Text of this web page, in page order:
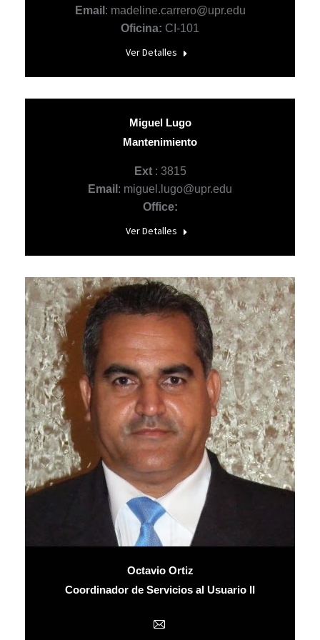
Email : madeline.carrero@upr.edu
Oficina: CI-101
Ver Detalles
Miguel Lugo
Mantenimiento
Ext: 3815
Email : miguel.lugo@upr.edu
Office:
Ver Detalles
Octavio Ortiz
Coordinador de Servicios al Usuario II
E-